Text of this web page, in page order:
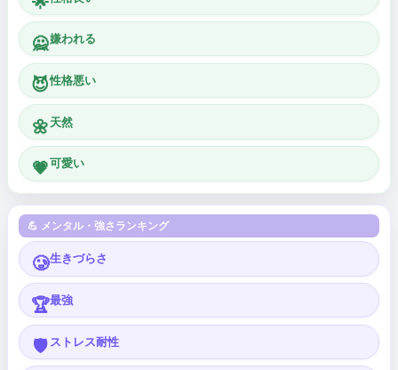
🙅嫌われる
😈性格悪い
🌼 天然
💗可愛い
💪 メンタル・強さランキング
🥲生きづらさ
🏆最強
🛡️ ストレス耐性